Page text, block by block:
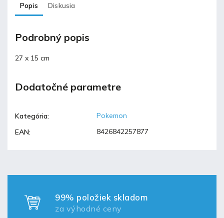
Popis Diskusia
Podrobný popis
27 x 15 cm
Dodatočné parametre
Kategória:
Pokemon
EAN: 8426842257877
99% položiek skladom
za výhodné ceny